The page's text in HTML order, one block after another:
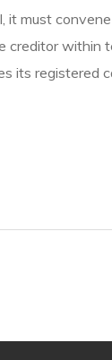
must
registered